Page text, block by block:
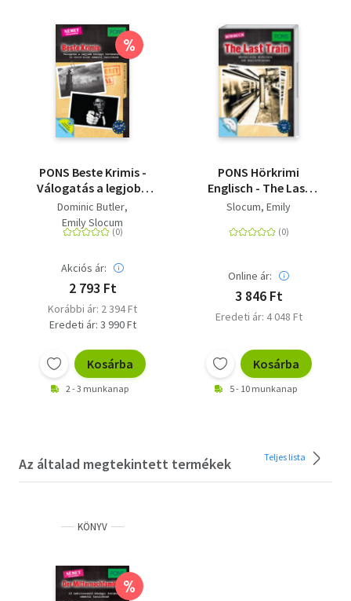
%
PONS Beste Krimis -
Válogatás a legjobb
bűnügyi történetekből
- 12 rövid krimi
németül tanulóknak
Dominic Butler
Emily Slocum
Akciós ár:
2 793 Ft
Korábbi ár: 2 394 Ft
Eredeti ár: 3 990 Ft
Kosárba
2 - 3 munkanap
PONS Hörkrimi
Englisch - The Last
Train - Mörderische
Englischlernen
Slocum, Emily
Online ár:
3 846 Ft
Eredeti ár: 4 048 Ft
Kosárba
5 - 10 munkanap
Az általad megtekintett termékek Teljes lista
KÖNYV
%